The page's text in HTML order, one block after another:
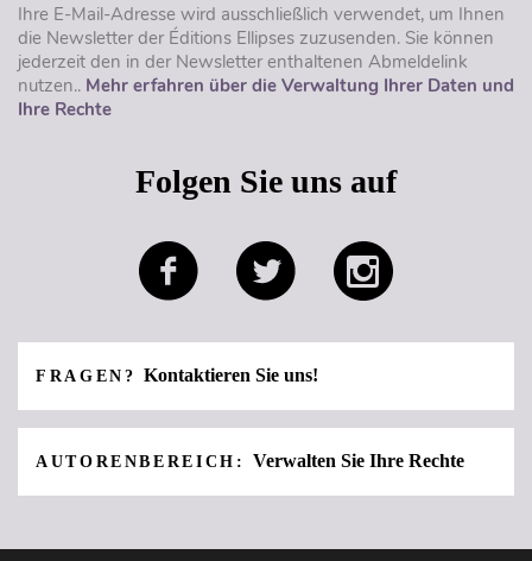
Ihre E-Mail-Adresse wird ausschließlich verwendet, um Ihnen
die Newsletter der Éditions Ellipses zuzusenden. Sie können
jederzeit den in der Newsletter enthaltenen Abmeldelink
nutzen.. Mehr erfahren über die Verwaltung Ihrer Daten und
Ihre Rechte
Folgen Sie uns auf
FRAGEN?Kontaktieren Sie uns!
AUTORENBEREICH:Verwalten Sie Ihre Rechte